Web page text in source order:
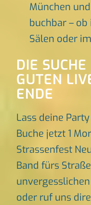
München
buchbar –
Sälen oder
DIE
GUTEN
ENDE
Lass deine
Buche jetzt 1
Strassenfest
Band fürs
oder ruf uns